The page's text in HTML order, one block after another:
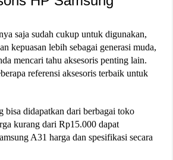
saja sudah cukup untuk digunakan,
kepuasan lebih sebagai generasi muda,
mencari tahu aksesoris penting lain.
referensi aksesoris terbaik untuk
bisa didapatkan dari berbagai toko
kurang dari Rp15.000 dapat
A31 harga dan spesifikasi secara